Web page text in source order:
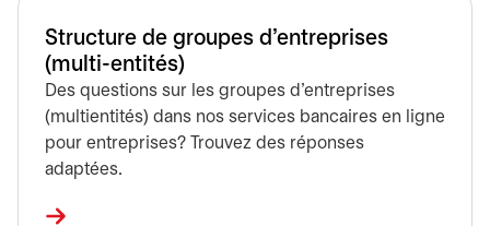
Structure de groupes d'entreprises
(multi-entités)
Des questions sur les groupes d’entreprises
(multientités) dans nos services bancaires en ligne
pour entreprises? Trouvez des réponses
adaptées.